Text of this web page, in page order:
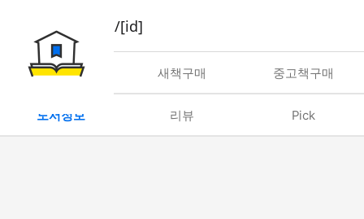
book/rent/[id]
대여 새책구매 중고책구매
도서정보 리뷰 Pick